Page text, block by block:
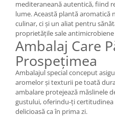
mediteraneană autentică, fiind
lume. Această plantă aromatică
culinar, ci și un aliat pentru
proprietățile sale
Ambalaj Care
Prospețimea
Ambalajul special conceput
aromelor și texturii pe toată
ambalare protejează măslinele
gustului, oferindu-ți certitudinea
delicioasă ca în prima zi.